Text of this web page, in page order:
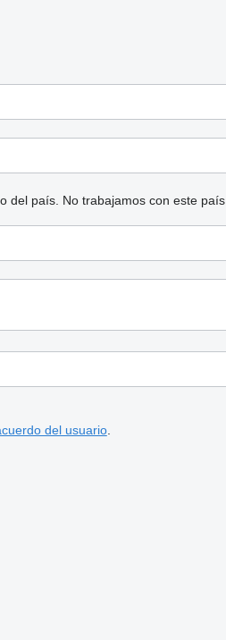
del país. No trabajamos con este país
del usuario.